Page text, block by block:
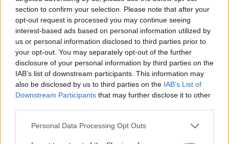
section to confirm your selection. Please note that after your
opt-out request is processed you may continue seeing
interest-based ads based on personal information utilized by
us or personal information disclosed to third parties prior to
your opt-out. You may separately opt-out of the further
disclosure of your personal information by third parties on the
IAB’s list of downstream participants. This information may
also be disclosed by us to third parties on the IAB’s List of
Downstream Participants that may further disclose it to other
Personal Data Processing Opt Outs
Komentuoti po šiuo straipsniu
Komentuoti gali tik Lrytas registruoti vartotojai.
Prisijunkite prie registruotų vartotojų
bendruomenės ir bendraukite komentaruose!
Rodyti komentarus